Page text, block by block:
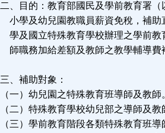
二、目的：教育部國民及學前教育署
小學及幼兒園教職員薪資免稅，補助
學及國立特殊教育學校辦理之學前教
師職務加給差額及教師之教學輔導費
三、補助對象：
（一）幼兒園之特殊教育班導師及教師
（二）特殊教育學校幼兒部之導師及教
（三）學前教育階段各類特殊教育班